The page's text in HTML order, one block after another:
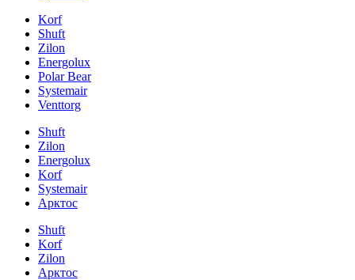
Korf
Shuft
Zilon
Energolux
Polar Bear
Systemair
Venttorg
Shuft
Zilon
Energolux
Korf
Systemair
Арктос
Shuft
Korf
Zilon
Арктос